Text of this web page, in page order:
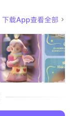
下载App查看全部 